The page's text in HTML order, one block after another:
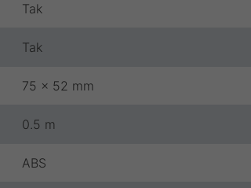
Tak
Tak
75 x 52 mm
0.5 m
ABS